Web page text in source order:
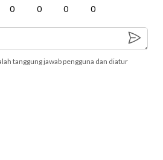
0 0 0 0
tanggung jawab pengguna dan diatur